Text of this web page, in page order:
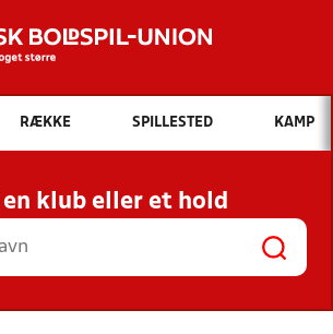
Hvad vil du søge efter?
INDHOLD OG NYHEDER
RESULTATER, KLUBBER OG
HOLD
RÆKKE SPILLESTED KAMP
en klub eller et hold